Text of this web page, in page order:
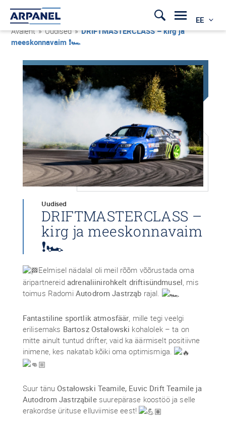
EE
Avaleht » Uudised »DRIFTMASTERCLASS – kirg ja
meeskonnavaim ❗🏎
Uudised
DRIFTMASTERCLASS –
kirg ja meeskonnavaim
❗🏎
Eelmisel nädalal oli meil rõõm võõrustada oma
äripartnereid adrenaliinirohkelt driftisündmusel, mis
toimus Radomi Autodrom Jastrząb rajal.
Fantastiline sportlik atmosfäär, mille tegi veelgi
erilisemaks Bartosz Ostałowski kohalolek – ta on
mitte ainult tuntud drifter, vaid ka äärmiselt positiivne
inimene, kes nakatab kõiki oma optimismiga.
Suur tänu Ostałowski Teamile, Euvic Drift Teamile ja
Autodrom Jastrząbilesuurepärase koostöö ja selle
erakordse ürituse elluviimise eest!